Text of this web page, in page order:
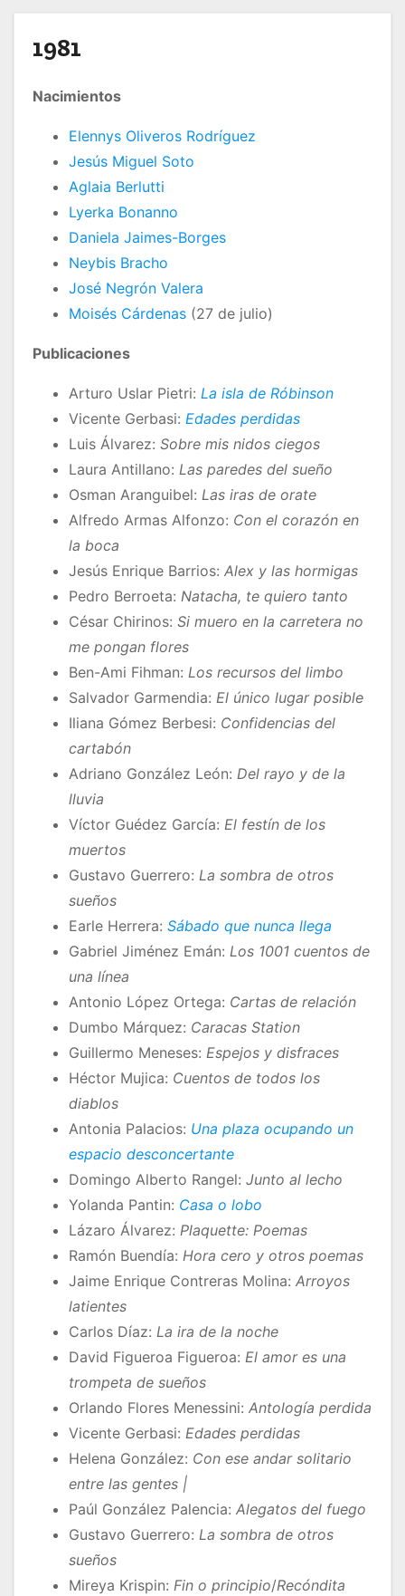
1981
Nacimientos
Elennys Oliveros Rodríguez
Jesús Miguel Soto
Aglaia Berlutti
Lyerka Bonanno
Daniela Jaimes-Borges
Neybis Bracho
José Negrón Valera
Moisés Cárdenas (27 de julio)
Publicaciones
Arturo Uslar Pietri: La isla de Róbinson
Vicente Gerbasi: Edades perdidas
Luis Álvarez: Sobre mis nidos ciegos
Laura Antillano: Las paredes del sueño
Osman Aranguibel: Las iras de orate
Alfredo Armas Alfonzo: Con el corazón en
la boca
Jesús Enrique Barrios: Alex y las hormigas
Pedro Berroeta: Natacha, te quiero tanto
César Chirinos: Si muero en la carretera no
me pongan flores
Ben-Ami Fihman: Los recursos del limbo
Salvador Garmendia: El único lugar posible
Iliana Gómez Berbesi: Confidencias del
cartabón
Adriano González León: Del rayo y de la
lluvia
Víctor Guédez García: El festín de los
muertos
Gustavo Guerrero: La sombra de otros
sueños
Earle Herrera: Sábado que nunca llega
Gabriel Jiménez Emán: Los 1001 cuentos de
una línea
Antonio López Ortega: Cartas de relación
Dumbo Márquez: Caracas Station
Guillermo Meneses: Espejos y disfraces
Héctor Mujica: Cuentos de todos los
diablos
Antonia Palacios: Una plaza ocupando un
espacio desconcertante
Domingo Alberto Rangel: Junto al lecho
Yolanda Pantin: Casa o lobo
Lázaro Álvarez: Plaquette: Poemas
Ramón Buendía: Hora cero y otros poemas
Jaime Enrique Contreras Molina: Arroyos
latientes
Carlos Díaz: La ira de la noche
David Figueroa Figueroa: El amor es una
trompeta de sueños
Orlando Flores Menessini: Antología perdida
Vicente Gerbasi: Edades perdidas
Helena González: Con ese andar solitario
entre las gentes |
Paúl González Palencia: Alegatos del fuego
Gustavo Guerrero: La sombra de otros
sueños
Mireya Krispin: Fin o principio/Recóndita